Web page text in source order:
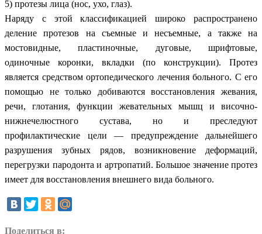
5) протезы лица (нос, ухо, глаз).
Наряду с этой классификацией широко распространено
деление протезов на съемные и несъемные, а также на
мостовидные, пластиночные, дуговые, шрифтовые,
одиночные коронки, вкладки (по конструкции). Протез
является средством ортопедического лечения больного. С его
помощью не только добиваются восстановления жевания,
речи, глотания, функции жевательных мышц и височно-
нижнечелюстного сустава, но и преследуют
профилактические цели — предупреждение дальнейшего
разрушения зубных рядов, возникновение деформаций,
перегрузки пародонта и артропатий. Большое значение протез
имеет для восстановления внешнего вида больного.
Поделиться в: